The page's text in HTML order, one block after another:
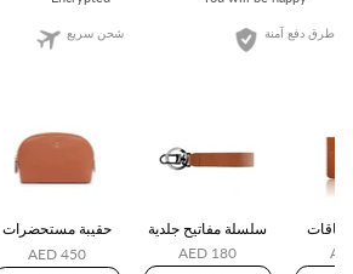
شحن سريع طرق دفع آمنة
حقيبة مستحضرات
التجميل
AED 450
سلسلة مفاتيح جلدية
AED 180